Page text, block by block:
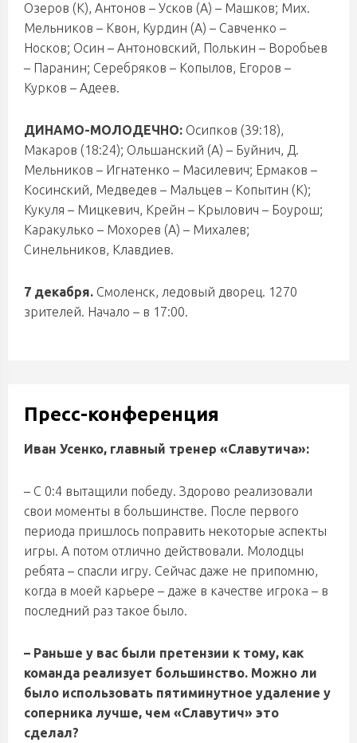
Озеров (К), Антонов – Усков (А) – Машков; Мих.
Мельников – Квон, Курдин (А) – Савченко –
Носков; Осин – Антоновский, Полькин – Воробьев
– Паранин; Серебряков – Копылов, Егоров –
Курков – Адеев.
ДИНАМО-МОЛОДЕЧНО: Осипков (39:18),
Макаров (18:24); Ольшанский (А) – Буйнич, Д.
Мельников – Игнатенко – Масилевич; Ермаков –
Косинский, Медведев – Мальцев – Копытин (К);
Кукуля – Мицкевич, Крейн – Крылович – Боурош;
Каракулько – Мохорев (А) – Михалев;
Синельников, Клавдиев.
7 декабря. Смоленск, ледовый дворец. 1270
зрителей. Начало – в 17:00.
Пресс-конференция
Иван Усенко, главный тренер «Славутича»:
– С 0:4 вытащили победу. Здорово реализовали
свои моменты в большинстве. После первого
периода пришлось поправить некоторые аспекты
игры. А потом отлично действовали. Молодцы
ребята – спасли игру. Сейчас даже не припомню,
когда в моей карьере – даже в качестве игрока – в
последний раз такое было.
– Раньше у вас были претензии к тому, как
команда реализует большинство. Можно ли
было использовать пятиминутное удаление у
соперника лучше, чем «Славутич» это
сделал?